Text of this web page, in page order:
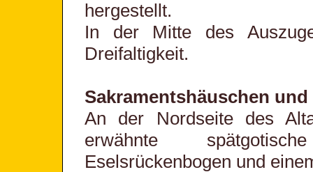
hergestellt.
In der Mitte des
Dreifaltigkeit.
Sakramentshäuschen und
An der Nordseite des
erwähnte
Eselsrückenbogen und